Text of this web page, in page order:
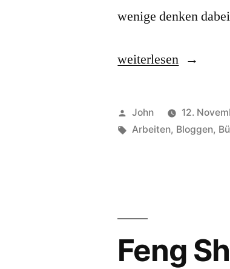
wenige denken
„Der
Arbeitsplatz
für
weiterlesen
Veröffentlicht
von
John 12.
Schlagwörter:
Arbeiten, Bloggen,
Feng